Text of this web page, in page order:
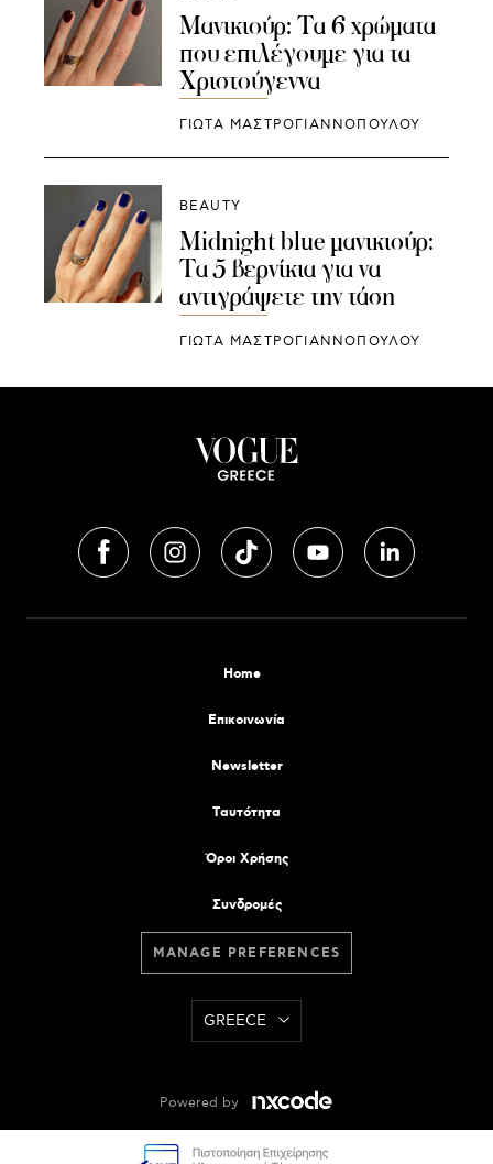
Μανικιούρ: Τα 6 χρώματα
που επιλέγουμε για τα
Χριστούγεννα
ΓΙΩΤΑ ΜΑΣΤΡΟΓΙΑΝΝΟΠΟΥΛΟΥ
BEAUTY
Midnight blue μανικιούρ:
Τα 5 βερνίκια για να
αντιγράψετε την τάση
ΓΙΩΤΑ ΜΑΣΤΡΟΓΙΑΝΝΟΠΟΥΛΟΥ
Home
Επικοινωνία
Newsletter
Tαυτότητα
Όροι Χρήσης
Συνδρομές
MANAGE PREFERENCES
GREECE
Powered by